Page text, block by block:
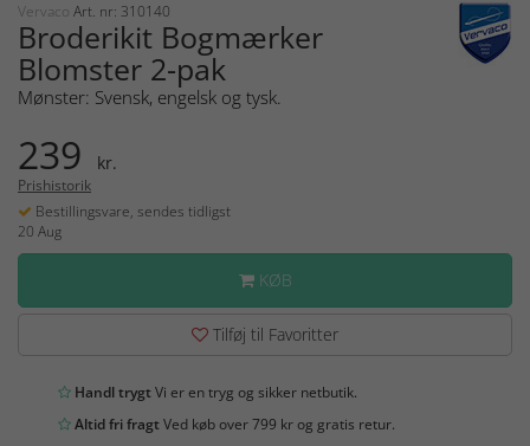
Vervaco Art. nr: 310140
Broderikit Bogmærker
Blomster 2-pak
Mønster: Svensk, engelsk og tysk.
239 kr.
Prishistorik
Bestillingsvare, sendes tidligst
20 Aug
KØB
Tilføj til Favoritter
Handl trygtVi er en tryg og sikker netbutik.
Altid fri fragtVed køb over 799 kr og gratis retur.